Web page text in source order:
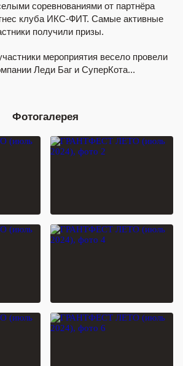
соревнованиями от партнёра
клуба ИКС-ФИТ. Самые активные
получили призы.
мероприятия весело провели
Леди Баг и СуперКота...
Фотогалерея